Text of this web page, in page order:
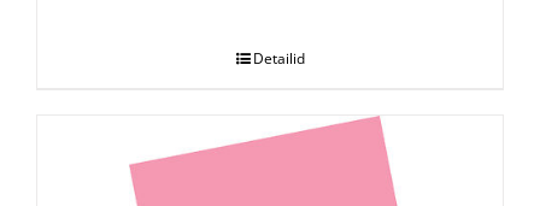
Detailid